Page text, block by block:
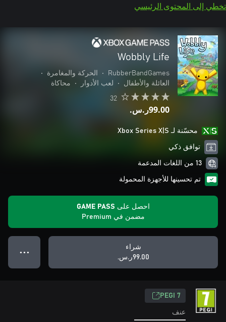
تخطي إلى المحتوى الرئيسي
Wobbly Life
RubberBandGames
• الحركة والمغامرة
•
العائلة والأطفال
• لعب الأدوار • محاكاة
32
‪ر.س.‏‎99.00‬
محسّنة لـ Xbox Series X|S
توافق ذكي
13 من اللغات المدعمة
تم تحسينها للأجهزة المحمولة
احصل على GAME PASS
مضمن في Premium
شراء
‪ر.س.‏‎99.00‬
● ● ●
PEGI 7
عنف